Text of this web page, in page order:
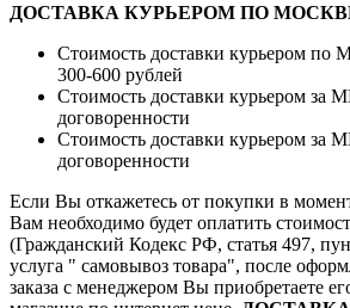
ДОСТАВКА КУРЬЕРОМ ПО
Стоимость доставки курьером по
300-600 рублей
Стоимость доставки курьером за
договоренности
Стоимость доставки курьером за
договоренности
Если Вы откажетесь от покупки в
Вам необходимо будет оплатить
(Гражданский Кодекс РФ, статья 497,
услуга " самовывоз товара", после
заказа с менеджером Вы приобретаете